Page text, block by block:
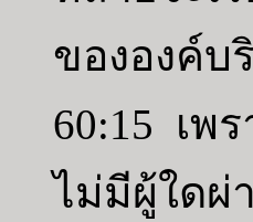
ขององค์บ
60:15 เพ
ไม่มีผู้ใด